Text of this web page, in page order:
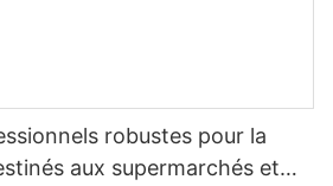
robustes pour la
aux supermarchés et